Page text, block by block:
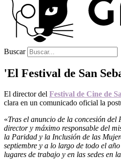
Buscar
'El Festival de San
El director del Festival de Cine de
clara en un comunicado oficial la
«Tras el anuncio de la concesión
director y máximo responsable del
la Paridad y la Inclusión de las
septiembre y a lo largo de todo el
lugares de trabajo y en las sedes en